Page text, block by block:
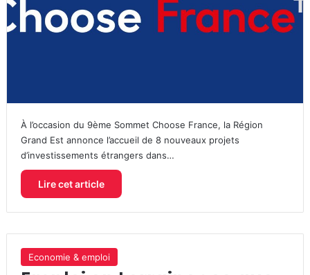
À l’occasion du 9ème Sommet Choose France, la Région
Grand Est annonce l’accueil de 8 nouveaux projets
d’investissements étrangers dans…
Lire cet article
Economie & emploi